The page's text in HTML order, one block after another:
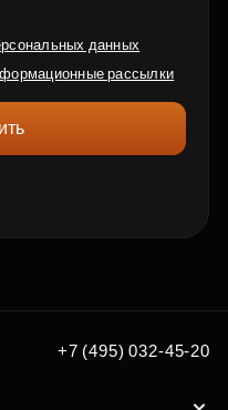
данных
рассылки
+7 (495) 032-45-20